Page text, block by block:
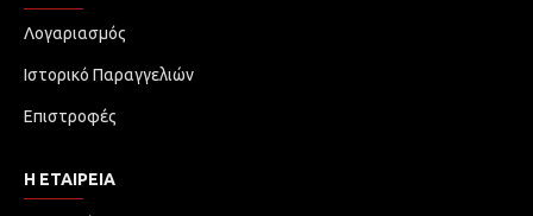
Λογαριασμός
Ιστορικό Παραγγελιών
Επιστροφές
Η ΕΤΑΙΡΕΙΑ